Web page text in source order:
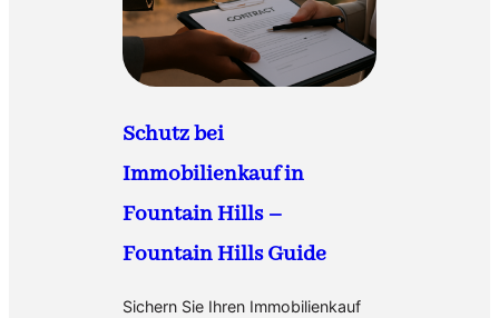
Schutz bei
Immobilienkauf in
Fountain Hills –
Fountain Hills Guide
Sichern Sie Ihren Immobilienkauf